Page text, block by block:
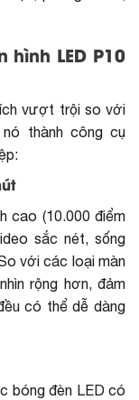
hình LED P10
vượt trội so với
thành công cụ
cao (10.000 điểm
sắc nét, sống
với các loại màn
rộng hơn, đảm
có thể dễ dàng
bóng đèn LED có